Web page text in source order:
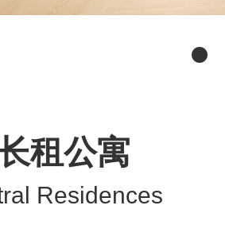
租公寓
Residences